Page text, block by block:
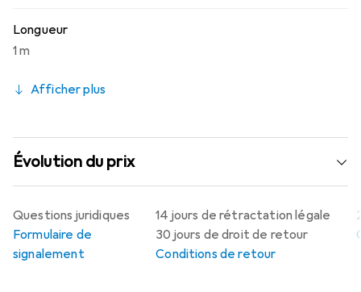
Longueur
1 m
Afficher plus
Évolution du prix
14 jours de rétractation légale
30 jours de droit de retour
Conditions de retour
Questions juridiques
Formulaire de
signalement